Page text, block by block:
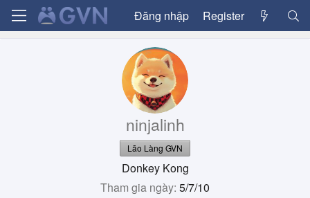
Đăng nhập Register
ninjalinh
Lão Làng GVN
Donkey Kong
Tham gia ngày 5/7/10